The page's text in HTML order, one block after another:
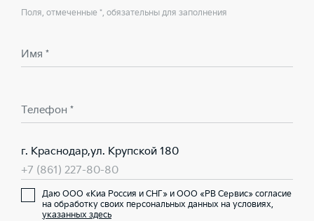
Поля, отмеченные *, обязательны для заполнения
Имя *
Телефон *
г. Краснодар,ул. Крупской 180
+7 (861) 227-80-80
Даю ООО «Киа Россия и СНГ» и ООО «РВ Сервис» согласие
на обработку своих персональных данных на условиях,
указанных здесь